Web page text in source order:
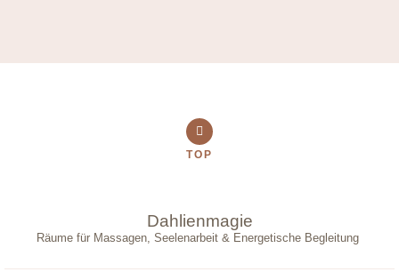
Dahlienmagie
Räume für Massagen, Seelenarbeit & Energetische Begleitung
TOP